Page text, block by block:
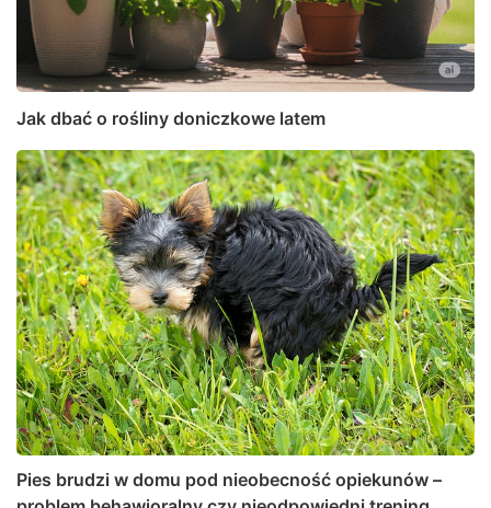
Jak dbać o rośliny doniczkowe latem
Pies brudzi w domu pod nieobecność opiekunów –